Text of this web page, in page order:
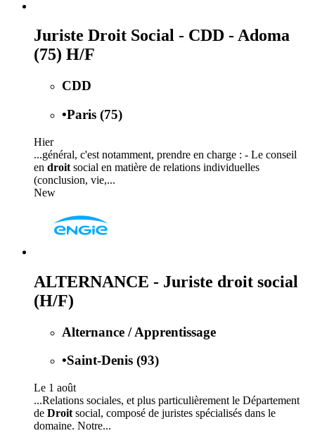
Juriste Droit Social - CDD - Adoma
(75) H/F
CDD
•Paris (75)
Hier
...général, c'est notamment, prendre en charge : - Le conseil
en droit social en matière de relations individuelles
(conclusion, vie,...
New
ALTERNANCE - Juriste droit social
(H/F)
Alternance / Apprentissage
•Saint-Denis (93)
Le 1 août
...Relations sociales, et plus particulièrement le Département
de Droit social, composé de juristes spécialisés dans le
domaine. Notre...